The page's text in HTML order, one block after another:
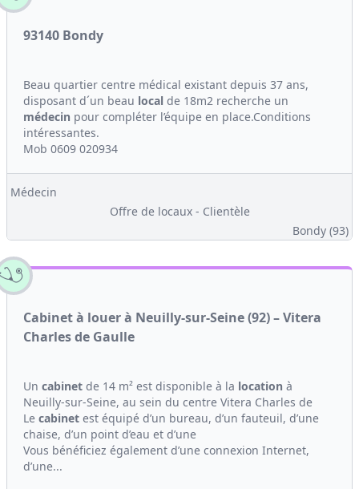
93140 Bondy
Beau quartier centre médical existant depuis 37 ans,
disposant d´un beau local de 18m2 recherche un
médecin pour compléter l’équipe en place.Conditions
intéressantes.
Mob 0609 020934
Médecin
Offre de locaux - Clientèle
Bondy (93)
Cabinet à louer à Neuilly-sur-Seine (92) – Vitera
Charles de Gaulle
Un cabinet de 14 m² est disponible à la location à
Neuilly-sur-Seine, au sein du centre Vitera Charles de
Le cabinet est équipé d’un bureau, d’un fauteuil, d’une
chaise, d’un point d’eau et d’une
Vous bénéficiez également d’une connexion Internet,
d’une...